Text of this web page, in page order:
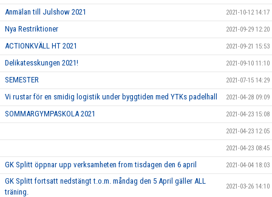
Anmälan till Julshow 2021 2021-10-12 14:17
Nya Restriktioner 2021-09-29 12:20
ACTIONKVÄLL HT 2021 2021-09-21 15:53
Delikatesskungen 2021! 2021-09-10 11:10
SEMESTER 2021-07-15 14:29
Vi rustar för en smidig logistik under byggtiden med YTKs padelhall 2021-04-28 09:09
SOMMARGYMPASKOLA 2021 2021-04-23 15:08
2021-04-23 12:05
2021-04-23 08:45
GK Splitt öppnar upp verksamheten from tisdagen den 6 april 2021-04-04 18:03
GK Splitt fortsatt nedstängt t.o.m. måndag den 5 April gäller ALL
träning.
2021-03-26 14:10